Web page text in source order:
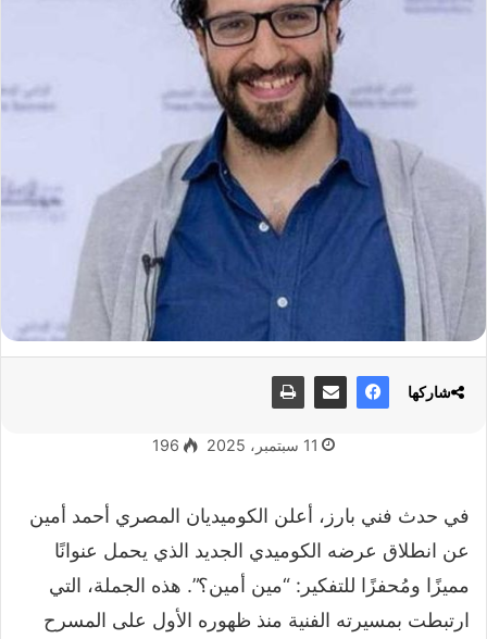
11 سبتمبر، 2025 196
في حدث فني بارز، أعلن الكوميديان المصري أحمد أمين
عن انطلاق عرضه الكوميدي الجديد الذي يحمل عنوانًا
مميزًا ومُحفزًا للتفكير: “مين أمين؟”. هذه الجملة، التي
ارتبطت بمسيرته الفنية منذ ظهوره الأول على المسرح
شاركها